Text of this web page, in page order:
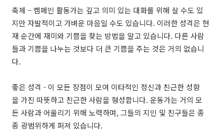
축제 – 캠페인 활동가는 깊고 의미 있는 대화를 위해 살 수도 있
지만 자발적이고 가벼운 마음일 수도 있습니다. 이러한 성격은 현
재 순간에 재미와 기쁨을 찾는 방법을 알고 있습니다. 다른 사람
들과 기쁨을 나누는 것보다 더 큰 기쁨을 주는 것은 거의 없습니
다.
좋은 성격 - 이 모든 장점이 모여 이타적인 정신과 친근한 성향
을 가진 따뜻하고 친근한 사람을 형성합니다. 운동가는 거의 모
든 사람과 어울리기 위해 노력하며, 그들의 지인 및 친구들은 종
종 광범위하게 퍼져 있습니다.